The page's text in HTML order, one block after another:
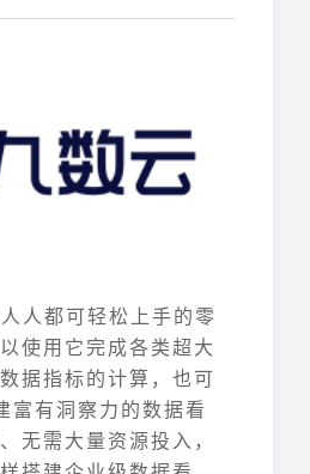
人都可轻松上手的零
使用它完成各类超大
据指标的计算，也可
富有洞察力的数据看
无需大量资源投入，